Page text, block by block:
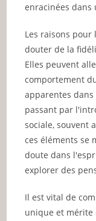
enracinées
Les raisons
douter de la
Elles peuvent
comportement
apparentes
passant par
sociale, souvent
ces éléments se
doute dans
explorer des
Il est vital de
unique et mérite